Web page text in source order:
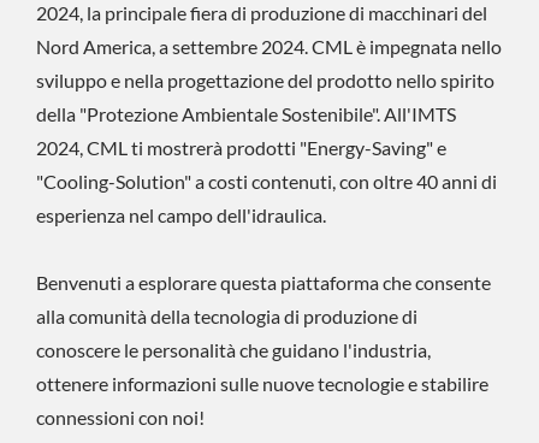
2024, la principale fiera di produzione di macchinari del
Nord America, a settembre 2024. CML è impegnata nello
sviluppo e nella progettazione del prodotto nello spirito
della "Protezione Ambientale Sostenibile". All'IMTS
2024, CML ti mostrerà prodotti "Energy-Saving" e
"Cooling-Solution" a costi contenuti, con oltre 40 anni di
esperienza nel campo dell'idraulica.
Benvenuti a esplorare questa piattaforma che consente
alla comunità della tecnologia di produzione di
conoscere le personalità che guidano l'industria,
ottenere informazioni sulle nuove tecnologie e stabilire
connessioni con noi!